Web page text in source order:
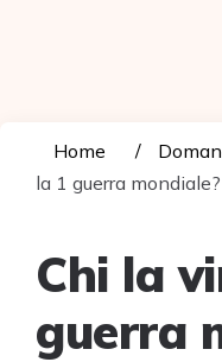
Home
la 1 guerra mondiale?
Chi la
guerra